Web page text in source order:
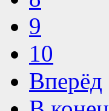
9
10
Вперёд